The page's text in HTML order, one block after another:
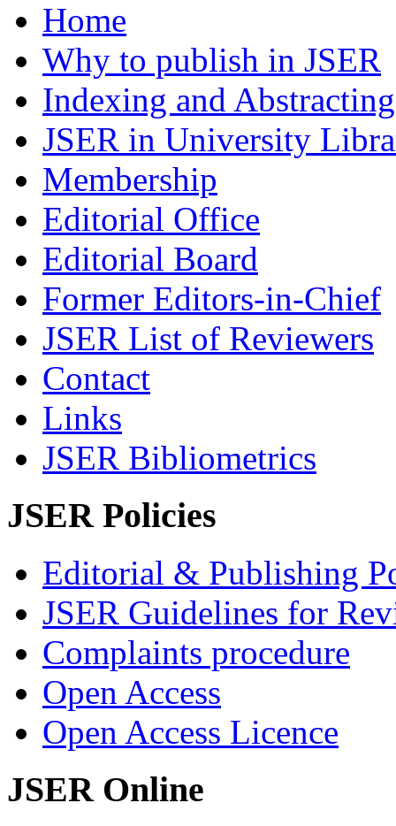
Home
Why to publish in JSER
Indexing and Abstracting
JSER in University
Membership
Editorial Office
Editorial Board
Former Editors-in-Chief
JSER List of Reviewers
Contact
Links
JSER Bibliometrics
JSER Policies
Editorial & Publishing
JSER Guidelines for
Complaints procedure
Open Access
Open Access Licence
JSER Online